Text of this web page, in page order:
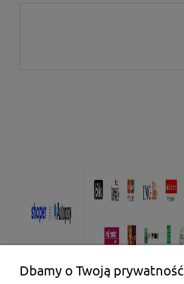
Dbamy o Twoją prywatność